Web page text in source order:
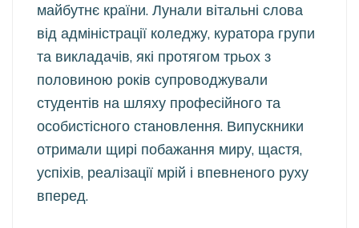
майбутнє країни. Лунали вітальні слова
від адміністрації коледжу, куратора групи
та викладачів, які протягом трьох з
половиною років супроводжували
студентів на шляху професійного та
особистісного становлення. Випускники
отримали щирі побажання миру, щастя,
успіхів, реалізації мрій і впевненого руху
вперед.